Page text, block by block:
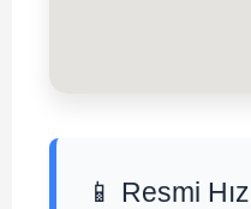
📱 Resmi